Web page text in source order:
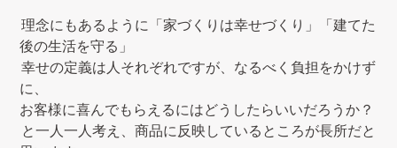
理念にもあるように「家づくりは幸せづくり」「建てた
後の生活を守る」
幸せの定義は人それぞれですが、なるべく負担をかけず
に、
お客様に喜んでもらえるにはどうしたらいいだろうか？
と一人一人考え、商品に反映しているところが長所だと